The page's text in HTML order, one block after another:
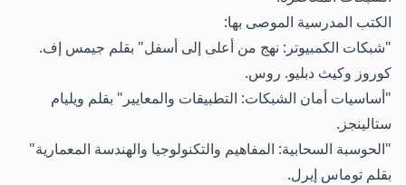
الكتب المدرسية الموصى بها:
"شبكات الكمبيوتر: نهج من أعلى إلى أسفل" بقلم جيمس إف.
كوروز وكيث دبليو. روس.
"أساسيات أمان الشبكات: التطبيقات والمعايير" بقلم ويليام
ستالينجز.
"الحوسبة السحابية: المفاهيم والتكنولوجيا والهندسة المعمارية"
بقلم توماس إيرل.